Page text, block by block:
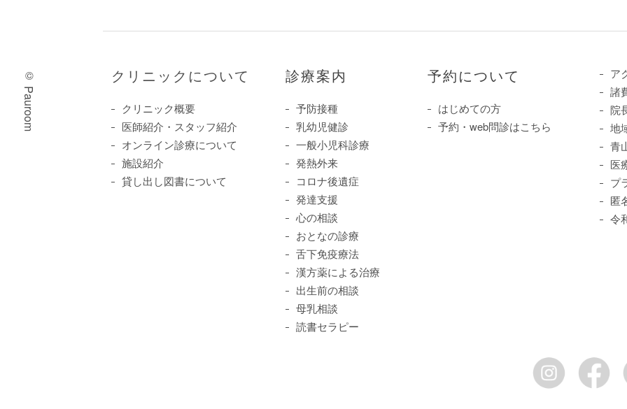
© Pauroom クリニックについて
クリニック概要
医師紹介・スタッフ紹介
オンライン診療について
施設紹介
貸し出し図書について
診療案内
予防接種
乳幼児健診
一般小児科診療
発熱外来
コロナ後遺症
発達支援
心の相談
おとなの診療
舌下免疫療法
漢方薬による治療
出生前の相談
母乳相談
読書セラピー
予約について
はじめての方
予約・web問診はこちら
ア
諸
院
地
青
医
プ
匿
令